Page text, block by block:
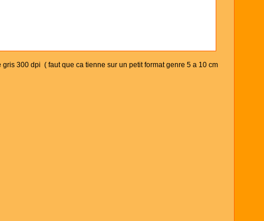
300 dpi ( faut que ca tienne sur un petit format genre 5 a 10 cm